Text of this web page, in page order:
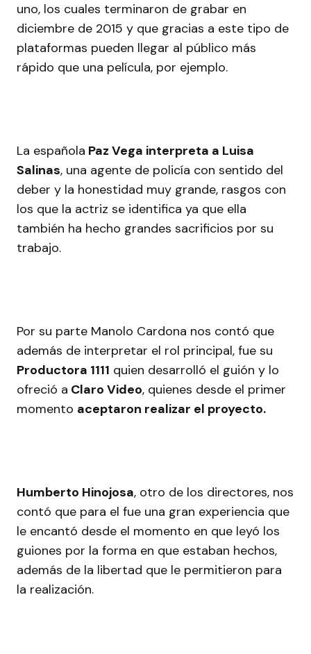
uno, los cuales terminaron de grabar en
diciembre de 2015 y que gracias a este tipo de
plataformas pueden llegar al público más
rápido que una película, por ejemplo.
La española Paz Vega interpreta a Luisa
Salinas, una agente de policía con sentido del
deber y la honestidad muy grande, rasgos con
los que la actriz se identifica ya que ella
también ha hecho grandes sacrificios por su
trabajo.
Por su parte Manolo Cardona nos contó que
además de interpretar el rol principal, fue su
Productora 1111 quien desarrolló el guión y lo
ofreció a Claro Video, quienes desde el primer
momento aceptaron realizar el proyecto.
Humberto Hinojosa, otro de los directores, nos
contó que para el fue una gran experiencia que
le encantó desde el momento en que leyó los
guiones por la forma en que estaban hechos,
además de la libertad que le permitieron para
la realización.